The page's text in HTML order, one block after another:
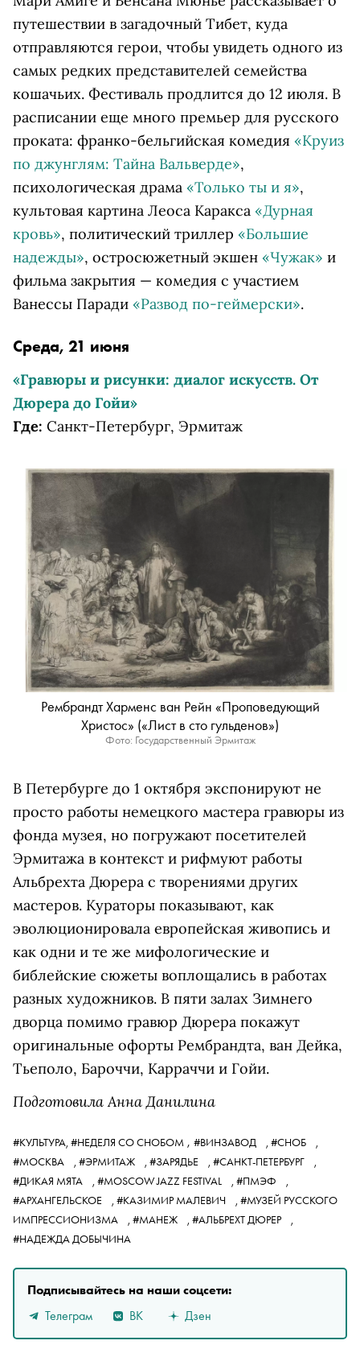
путешествии в загадочный Тибет, куда
отправляются герои, чтобы увидеть одного из
самых редких представителей семейства
кошачьих. Фестиваль продлится до 12 июля. В
расписании еще много премьер для русского
проката: франко-бельгийская комедия «Круиз
по джунглям: Тайна Вальверде»,
психологическая драма «Только ты и я»,
культовая картина Леоса Каракса «Дурная
кровь», политический триллер «Большие
надежды», остросюжетный экшен «Чужак» и
фильма закрытия — комедия с участием
Ванессы Паради «Развод по-геймерски».
Среда, 21 июня
«Гравюры и рисунки: диалог искусств. От
Дюрера до Гойи»
Где: Санкт-Петербург, Эрмитаж
Рембрандт Харменс ван Рейн «Проповедующий
Христос» («Лист в сто гульденов»)
Фото: Государственный Эрмитаж
В Петербурге до 1 октября экспонируют не
просто работы немецкого мастера гравюры из
фонда музея, но погружают посетителей
Эрмитажа в контекст и рифмуют работы
Альбрехта Дюрера с творениями других
мастеров. Кураторы показывают, как
эволюционировала европейская живопись и
как одни и те же мифологические и
библейские сюжеты воплощались в работах
разных художников. В пяти залах Зимнего
дворца помимо гравюр Дюрера покажут
оригинальные офорты Рембрандта, ван Дейка,
Тьеполо, Бароччи, Карраччи и Гойи.
Подготовила Анна Данилина
#КУЛЬТУРА, #НЕДЕЛЯ СО СНОБОМ , #ВИНЗАВОД , #СНОБ
,
#МОСКВА
, #ЭРМИТАЖ , #ЗАРЯДЬЕ , #САНКТ-ПЕТЕРБУРГ
,
#ДИКАЯ МЯТА
, #MOSCOW JAZZ FESTIVAL , #ПМЭФ
,
#АРХАНГЕЛЬСКОЕ
, #КАЗИМИР МАЛЕВИЧ , #МУЗЕЙ РУССКОГО
ИМПРЕССИОНИЗМА
, #МАНЕЖ , #АЛЬБРЕХТ ДЮРЕР
,
#НАДЕЖДА ДОБЫЧИНА
Подписывайтесь на наши соцсети:
Телеграм
ВК Дзен